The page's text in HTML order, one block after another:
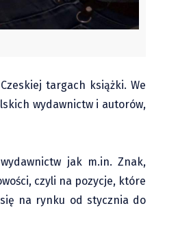
targach książki. We
wydawnictw i autorów,
jak m.in. Znak,
czyli na pozycje, które
na rynku od stycznia do